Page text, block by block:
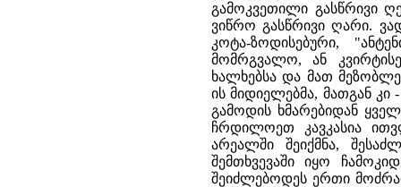
გამოკვეთილი გასწრივი
ვიწრო გასწრივი ღარი.
კოტა-ზოდისებური,
მომრგვალო, ან
ხალხებსა და მათ
ის მიდიელებმა, მათგან
გამოდის ხმარებიდან
ჩრდილოეთ კავკასია
არეალში შეიქმნა,
შემთხვევაში იყო
შეიძლებოდეს ერთი